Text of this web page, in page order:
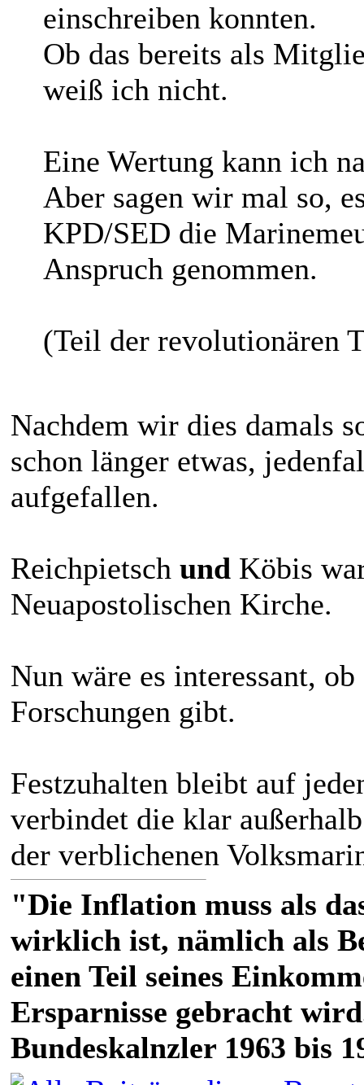
einschreiben konnten.
Ob das bereits als
weiß ich nicht.
Eine Wertung kann ich
Aber sagen wir mal so,
KPD/SED die
Anspruch genommen.
(Teil der revolutionären
Nachdem wir dies damals
schon länger etwas,
aufgefallen.
Reichpietsch und Köbis
Neuapostolischen Kirche.
Nun wäre es interessant,
Forschungen gibt.
Festzuhalten bleibt auf
verbindet die klar
der verblichenen
"Die Inflation muss als
wirklich ist, nämlich als
einen Teil seines
Ersparnisse gebracht
Bundeskalnzler 1963 bis